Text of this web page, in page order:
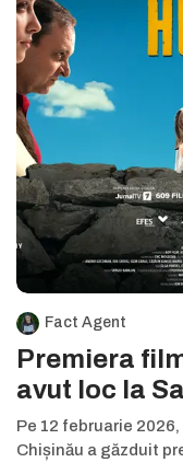
Fact Agent
Premiera
avut loc la
Pe 12 februarie
Chișinău a găzduit